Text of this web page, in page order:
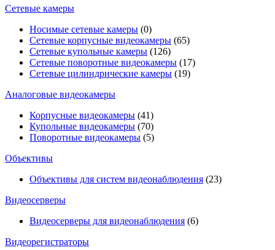
Сетевые камеры
Носимые сетевые камеры (0)
Сетевые корпусные видеокамеры (65)
Сетевые купольные камеры (126)
Сетевые поворотные видеокамеры (17)
Сетевые цилиндрические камеры (19)
Аналоговые видеокамеры
Корпусные видеокамеры (41)
Купольные видеокамеры (70)
Поворотные видеокамеры (5)
Объективы
Объективы для систем видеонаблюдения (23)
Видеосерверы
Видеосерверы для видеонаблюдения (6)
Видеорегистраторы